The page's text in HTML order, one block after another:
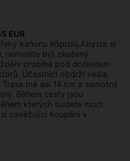
EUR
kaňonu Köprülü.Abyste si
nemusíte být zkušený
probíhá pod dohledem
Účastníci obdrží vesla,
má asi 14 km a samotný
Během cesty jsou
kterých budete moci
osvěžující koupání v